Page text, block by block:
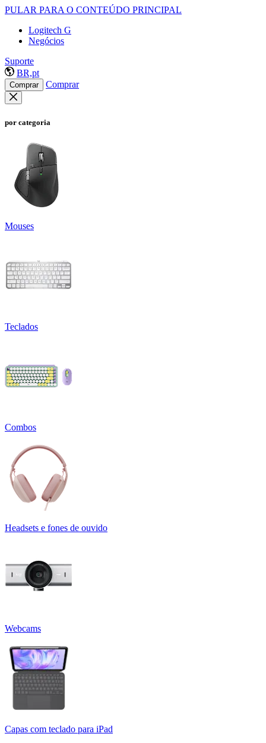
PULAR PARA O CONTEÚDO PRINCIPAL
Logitech G
Negócios
Suporte
BR,pt
Comprar Comprar
por categoria
Mouses
Teclados
Combos
Headsets e fones de ouvido
Webcams
Capas com teclado para iPad